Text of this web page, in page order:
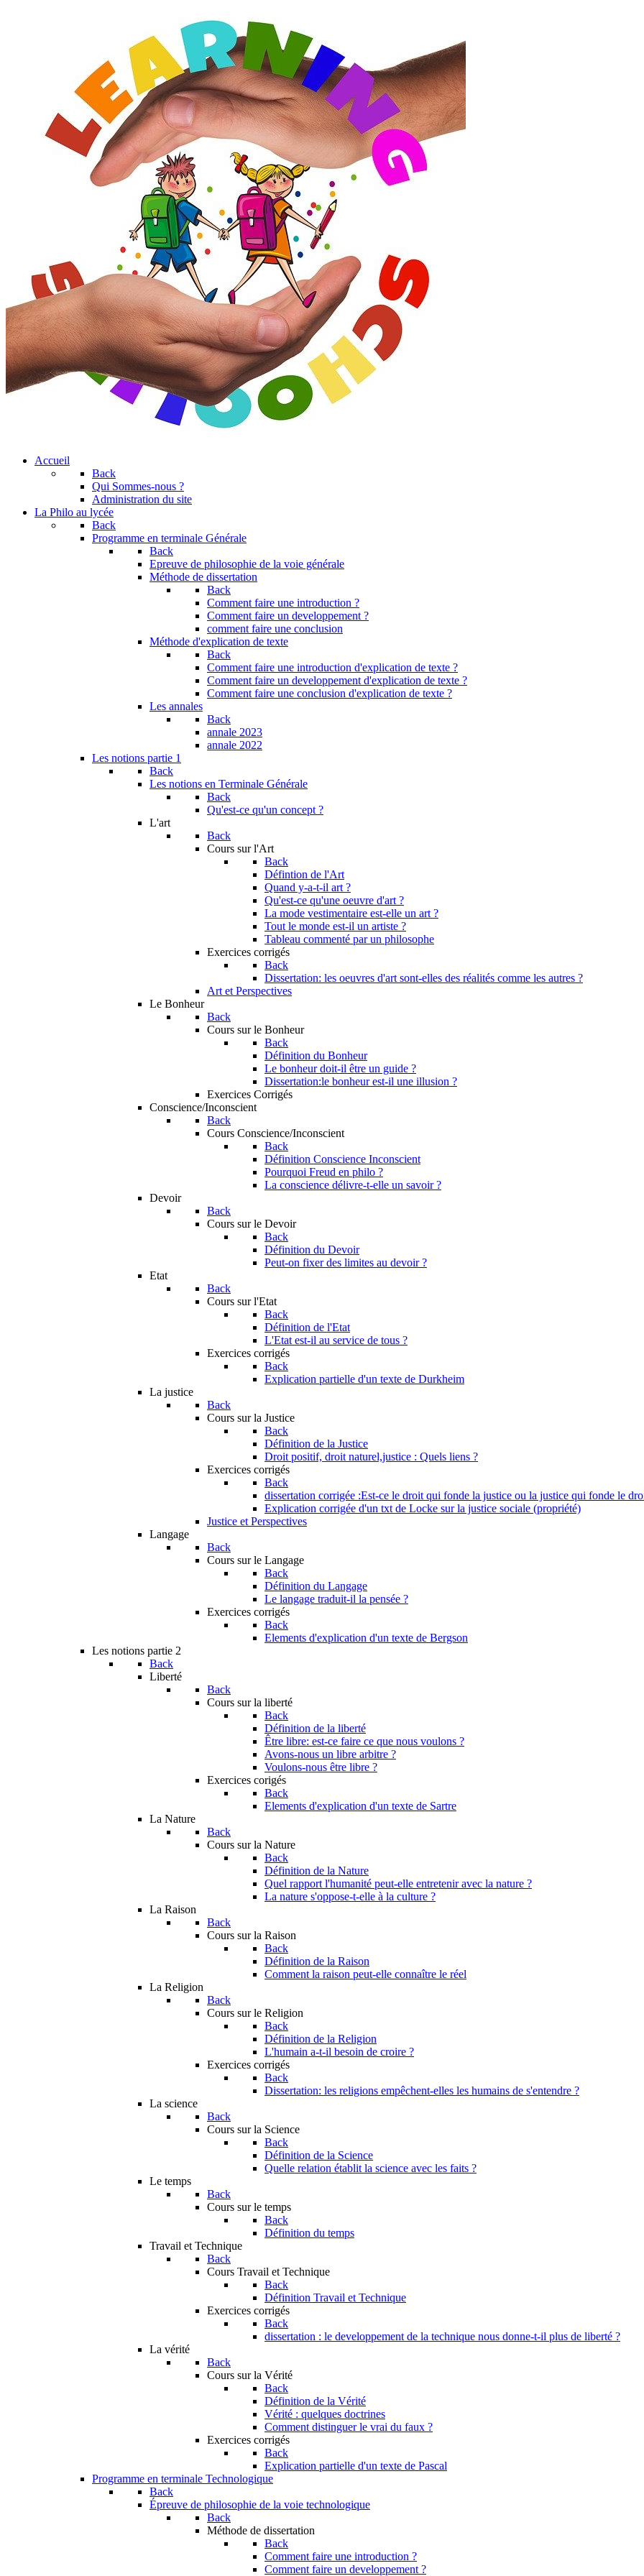
Accueil
Back
Qui Sommes-nous ?
Administration du site
La Philo au lycée
Back
Programme en terminale Générale
Back
Epreuve de philosophie de la voie générale
Méthode de dissertation
Back
Comment faire une introduction ?
Comment faire un developpement ?
comment faire une conclusion
Méthode d'explication de texte
Back
Comment faire une introduction d'explication de texte ?
Comment faire un developpement d'explication de texte ?
Comment faire une conclusion d'explication de texte ?
Les annales
Back
annale 2023
annale 2022
Les notions partie 1
Back
Les notions en Terminale Générale
Back
Qu'est-ce qu'un concept ?
L'art
Back
Cours sur l'Art
Back
Défintion de l'Art
Quand y-a-t-il art ?
Qu'est-ce qu'une oeuvre d'art ?
La mode vestimentaire est-elle un art ?
Tout le monde est-il un artiste ?
Tableau commenté par un philosophe
Exercices corrigés
Back
Dissertation: les oeuvres d'art sont-elles des réalités comme les autres ?
Art et Perspectives
Le Bonheur
Back
Cours sur le Bonheur
Back
Définition du Bonheur
Le bonheur doit-il être un guide ?
Dissertation:le bonheur est-il une illusion ?
Exercices Corrigés
Conscience/Inconscient
Back
Cours Conscience/Inconscient
Back
Définition Conscience Inconscient
Pourquoi Freud en philo ?
La conscience délivre-t-elle un savoir ?
Devoir
Back
Cours sur le Devoir
Back
Définition du Devoir
Peut-on fixer des limites au devoir ?
Etat
Back
Cours sur l'Etat
Back
Définition de l'Etat
L'Etat est-il au service de tous ?
Exercices corrigés
Back
Explication partielle d'un texte de Durkheim
La justice
Back
Cours sur la Justice
Back
Définition de la Justice
Droit positif, droit naturel,justice : Quels liens ?
Exercices corrigés
Back
dissertation corrigée :Est-ce le droit qui fonde la justice ou la justice qui fonde le
Explication corrigée d'un txt de Locke sur la justice sociale (propriété)
Justice et Perspectives
Langage
Back
Cours sur le Langage
Back
Définition du Langage
Le langage traduit-il la pensée ?
Exercices corrigés
Back
Elements d'explication d'un texte de Bergson
Les notions partie 2
Back
Liberté
Back
Cours sur la liberté
Back
Définition de la liberté
Être libre: est-ce faire ce que nous voulons ?
Avons-nous un libre arbitre ?
Voulons-nous être libre ?
Exercices corigés
Back
Elements d'explication d'un texte de Sartre
La Nature
Back
Cours sur la Nature
Back
Définition de la Nature
Quel rapport l'humanité peut-elle entretenir avec la nature ?
La nature s'oppose-t-elle à la culture ?
La Raison
Back
Cours sur la Raison
Back
Définition de la Raison
Comment la raison peut-elle connaître le réel
La Religion
Back
Cours sur le Religion
Back
Définition de la Religion
L'humain a-t-il besoin de croire ?
Exercices corrigés
Back
Dissertation: les religions empêchent-elles les humains de s'entendre ?
La science
Back
Cours sur la Science
Back
Définition de la Science
Quelle relation établit la science avec les faits ?
Le temps
Back
Cours sur le temps
Back
Définition du temps
Travail et Technique
Back
Cours Travail et Technique
Back
Définition Travail et Technique
Exercices corrigés
Back
dissertation : le developpement de la technique nous donne-t-il plus de liberté ?
La vérité
Back
Cours sur la Vérité
Back
Définition de la Vérité
Vérité : quelques doctrines
Comment distinguer le vrai du faux ?
Exercices corrigés
Back
Explication partielle d'un texte de Pascal
Programme en terminale Technologique
Back
Épreuve de philosophie de la voie technologique
Back
Méthode de dissertation
Back
Comment faire une introduction ?
Comment faire un developpement ?